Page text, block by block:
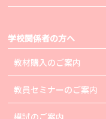
学校関係者の方へ
教材購入のご案内
教員セミナーのご案内